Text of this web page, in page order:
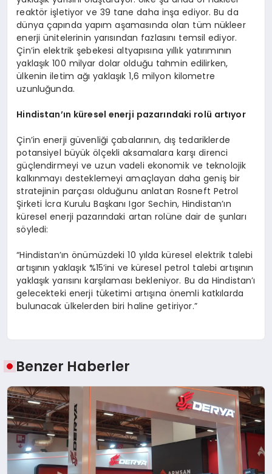
reaktör işletiyor ve 39 tane daha inşa ediyor. Bu da
dünya çapında yapım aşamasında olan tüm nükleer
enerji ünitelerinin yarısından fazlasını temsil ediyor.
Çin’in elektrik şebekesi altyapısına yıllık yatırımının
yaklaşık 100 milyar dolar olduğu tahmin edilirken,
ülkenin iletim ağı yaklaşık 1,6 milyon kilometre
uzunluğunda.
Hindistan’ın küresel enerji pazarındaki rolü artıyor
Çin’in enerji güvenliği çabalarının, dış tedariklerde
potansiyel büyük ölçekli aksamalara karşı direnci
güçlendirmeyi ve uzun vadeli ekonomik ve teknolojik
kalkınmayı desteklemeyi amaçlayan daha geniş bir
stratejinin parçası olduğunu anlatan Rosneft Petrol
Şirketi İcra Kurulu Başkanı Igor Sechin, Hindistan’ın
küresel enerji pazarındaki artan rolüne dair de şunları
söyledi:
“Hindistan’ın önümüzdeki 10 yılda küresel elektrik talebi
artışının yaklaşık %15’ini ve küresel petrol talebi artışının
yaklaşık yarısını karşılaması bekleniyor. Bu da Hindistan’ı
gelecekteki enerji tüketimi artışına önemli katkılarda
bulunacak ülkelerden biri haline getiriyor.”
Benzer Haberler